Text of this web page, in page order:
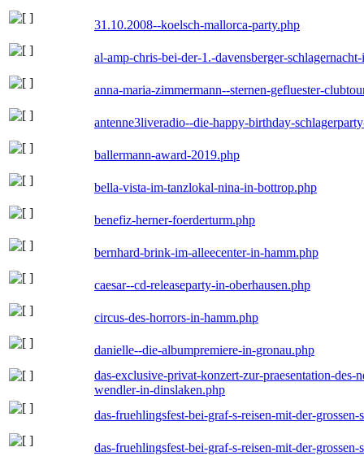
31.10.2008--koelsch-mallorca-party.php
al-amp-chris-bei-der-1.-davensberger-
anna-maria-zimmermann--sternen-gefluester-
antenne3liveradio--die-happy-birthday-
ballermann-award-2019.php
bella-vista-im-tanzlokal-nina-in-bottrop.php
benefiz-herner-foerderturm.php
bernhard-brink-im-alleecenter-in-hamm.php
caesar--cd-releaseparty-in-oberhausen.php
circus-des-horrors-in-hamm.php
danielle--die-albumpremiere-in-gronau.php
das-exclusive-privat-konzert-zur-praesentation-
wendler-in-dinslaken.php
das-fruehlingsfest-bei-graf-s-reisen-mit-der-
das-fruehlingsfest-bei-graf-s-reisen-mit-der-